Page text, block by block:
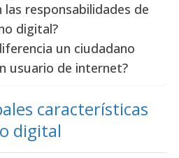
las responsabilidades de
digital?
un ciudadano
usuario de internet?
características
digital